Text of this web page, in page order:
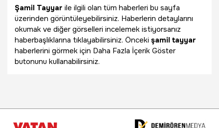
Şamil Tayyar ile ilgili olan tüm haberleri bu sayfa
üzerinden görüntüleyebilirsiniz. Haberlerin detaylarını
okumak ve diğer görselleri incelemek istiyorsanız
haberbaşlıklarına tıklayabilirsiniz. Önceki şamil tayyar
haberlerini görmek için Daha Fazla İçerik Göster
butonunu kullanabilirsiniz.